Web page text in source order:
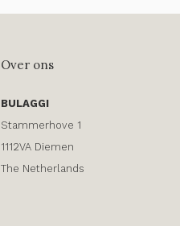
Over ons
BULAGGI
Stammerhove 1
1112VA Diemen
The Netherlands